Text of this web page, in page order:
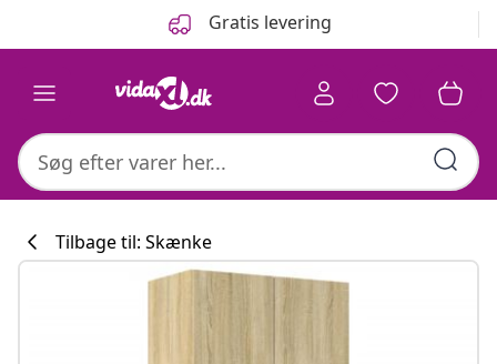
Gratis levering
Tilbage til: Skænke